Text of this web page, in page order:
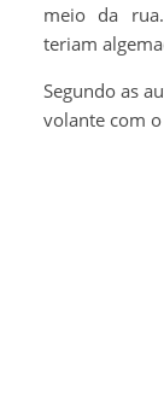
meio da
teriam
Segundo as
volante com